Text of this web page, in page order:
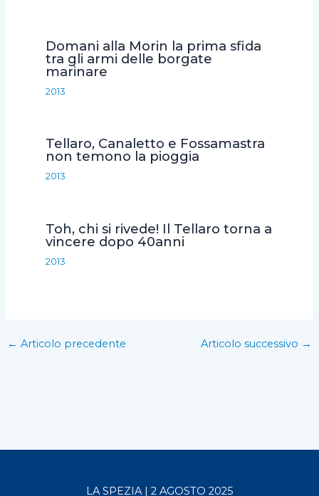
Domani alla Morin la prima sfida
tra gli armi delle borgate
marinare
2013
Tellaro, Canaletto e Fossamastra
non temono la pioggia
2013
Toh, chi si rivede! Il Tellaro torna a
vincere dopo 40anni
2013
← Articolo precedente Articolo successivo →
LA SPEZIA | 2 AGOSTO 2025